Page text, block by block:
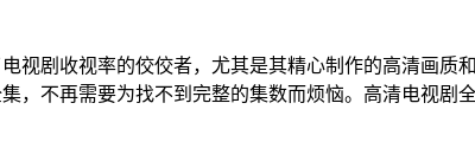
视剧收视率的佼佼者，尤其是其精心制作的高清画
，不再需要为找不到完整的集数而烦恼。高清电视剧